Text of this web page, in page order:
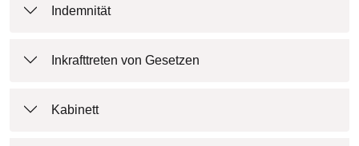
Indemnität
Inkrafttreten von Gesetzen
Kabinett